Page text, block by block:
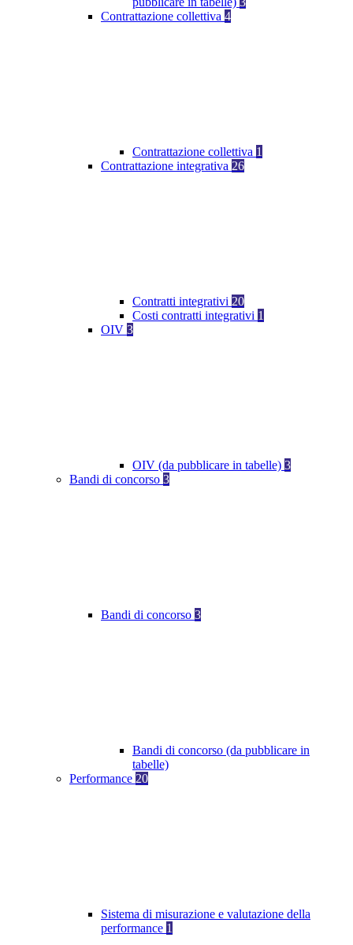
Contrattazione collettiva 4
Contrattazione collettiva 1
Contrattazione integrativa 26
Contratti integrativi 20
Costi contratti integrativi 1
OIV 3
OIV (da pubblicare in tabelle) 3
Bandi di concorso 3
Bandi di concorso 3
Bandi di concorso (da pubblicare in
tabelle)
Performance 20
Sistema di misurazione e valutazione della
performance 1